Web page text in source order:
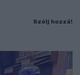
Szólj hozzá!